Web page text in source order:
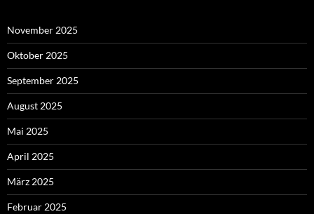
November 2025
Oktober 2025
September 2025
August 2025
Mai 2025
April 2025
März 2025
Februar 2025